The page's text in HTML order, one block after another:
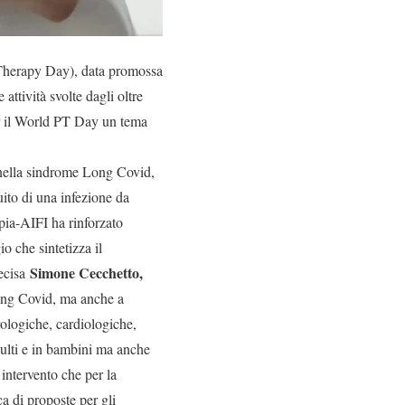
Day), data promossa
attività svolte dagli oltre
World PT Day un tema
sindrome Long Covid,
di una infezione da
AIFI ha rinforzato
che sintetizza il
Simone Cecchetto,
Covid, ma anche a
cardiologiche,
e in bambini ma anche
che per la
di proposte per gli